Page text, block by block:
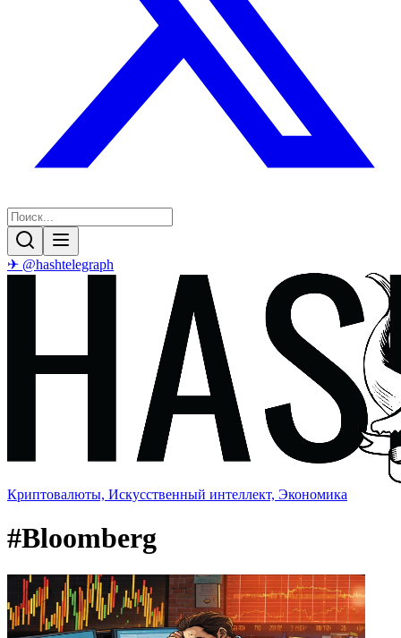
✈ @hashtelegraph
Криптовалюты, Искусственный интеллект, Экономика
#Bloomberg